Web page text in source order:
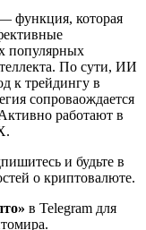
функция, которая
популярных
По сути, ИИ
к трейдингу в
сопроваождается
работают в
и будьте в
о криптовалюте.
в Telegram для